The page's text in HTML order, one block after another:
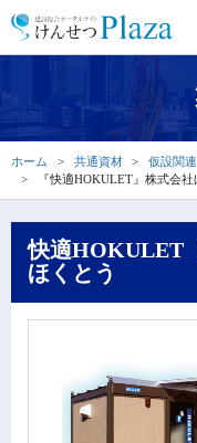
ホーム 共通資材 仮設関
『快適HOKULET』株式会社
快適HOKULET
ほくとう